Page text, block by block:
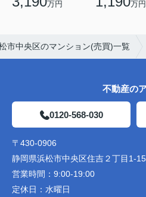
万円 万円
市中央区のマンション(売買)一覧
不動産の
0120-568-030
〒430-0906
静岡県浜松市中央区住吉２丁目1-15
営業時間： 9:00-19:00
定休日： 水曜日